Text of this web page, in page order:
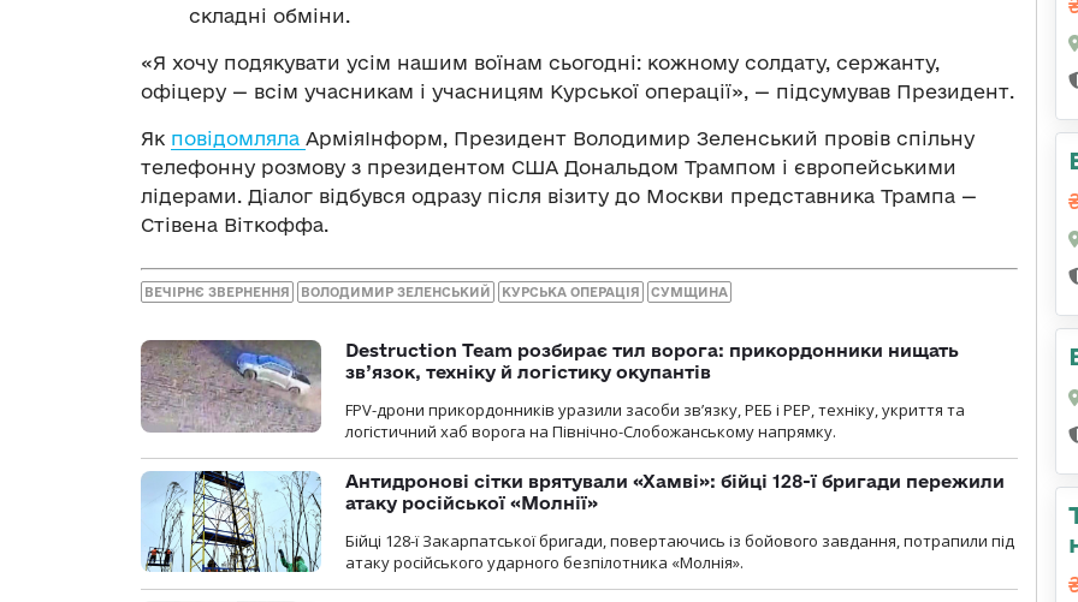
складні обміни.
«Я хочу подякувати усім нашим воїнам сьогодні: кожному солдату, сержанту,
офіцеру — всім учасникам і учасницям Курської операції», — підсумував Президент.
Як повідомляла АрміяІнформ, Президент Володимир Зеленський провів спільну
телефонну розмову з президентом США Дональдом Трампом і європейськими
лідерами. Діалог відбувся одразу після візиту до Москви представника Трампа —
Стівена Віткоффа.
ВЕЧІРНЄ ЗВЕРНЕННЯ ВОЛОДИМИР ЗЕЛЕНСЬКИЙ КУРСЬКА ОПЕРАЦІЯ СУМЩИНА
Destruction Team розбирає тил ворога: прикордонники нищать
зв’язок, техніку й логістику окупантів
FPV-дрони прикордонників уразили засоби зв’язку, РЕБ і РЕР, техніку, укриття та
логістичний хаб ворога на Північно-Слобожанському напрямку.
Антидронові сітки врятували «Хамві»: бійці 128-ї бригади пережили
атаку російської «Молнії»
Бійці 128-ї Закарпатської бригади, повертаючись із бойового завдання, потрапили під
атаку російського ударного безпілотника «Молнія».